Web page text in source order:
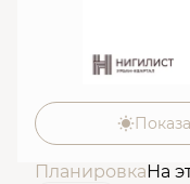
ПланировкаНа